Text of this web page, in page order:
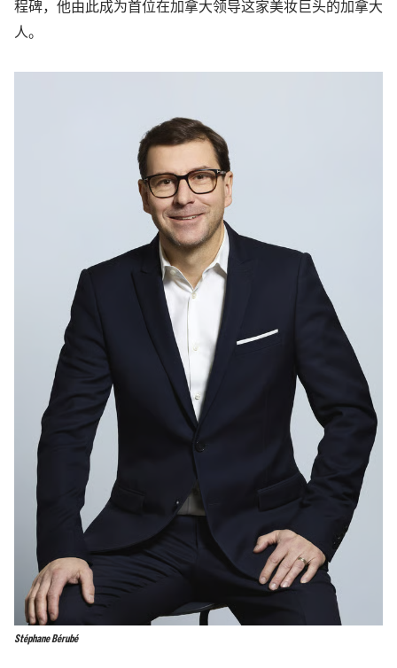
程碑，他由此成为首位在加拿大领导这家美妆巨头的加拿大
人。
Stéphane Bérubé